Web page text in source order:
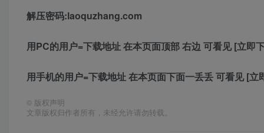
解压密码:laoquzhang.com
用PC的用户=下载地址 在本页面顶部 右边 可看见 [立即
用手机的用户=下载地址 在本页面下面一丢丢 可看见 [立
© 版权声明
文章版权归作者所有，未经允许请勿转载。